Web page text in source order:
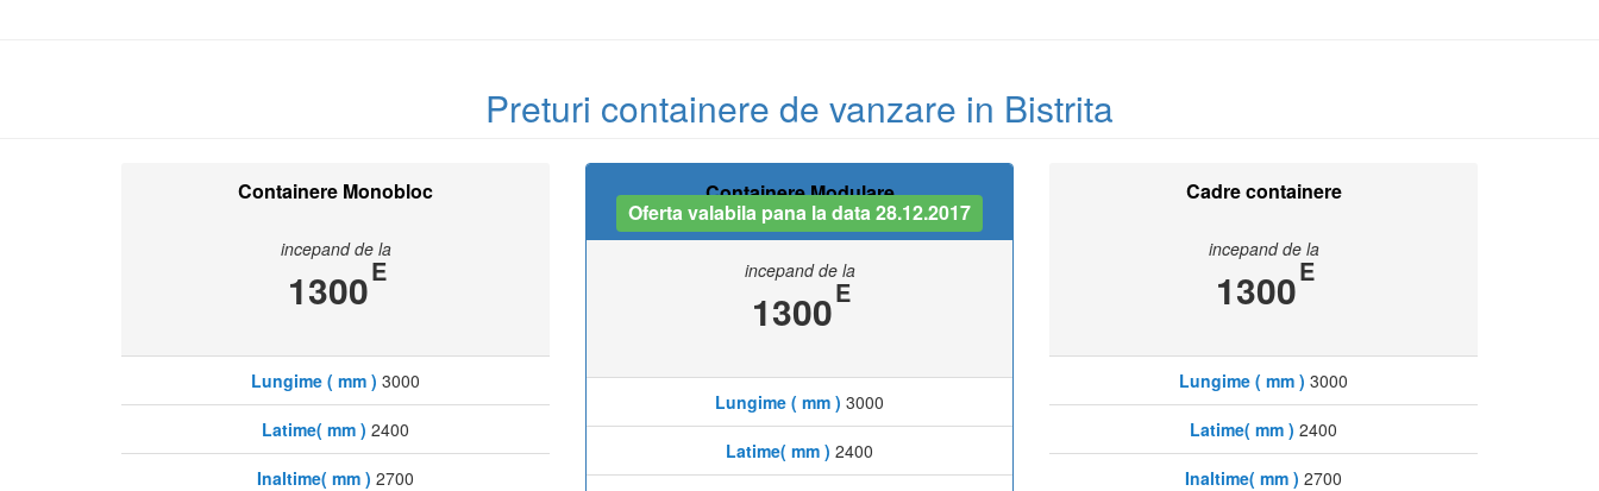
Preturi containere de vanzare in Bistrita
Containere Monobloc
incepand de la
1300E
Lungime ( mm ) 3000
Latime( mm ) 2400
Inaltime( mm ) 2700
Containere Modulare
Oferta valabila pana la data 28.12.2017
incepand de la
1300E
Lungime ( mm ) 3000
Latime( mm ) 2400
Cadre containere
incepand de la
1300E
Lungime ( mm ) 3000
Latime( mm ) 2400
Inaltime( mm ) 2700